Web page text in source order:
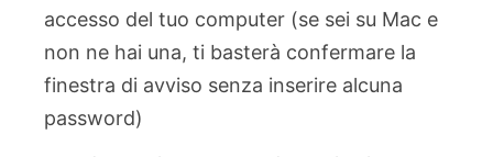
accesso del tuo computer (se sei su Mac e
non ne hai una, ti basterà confermare la
finestra di avviso senza inserire alcuna
password)